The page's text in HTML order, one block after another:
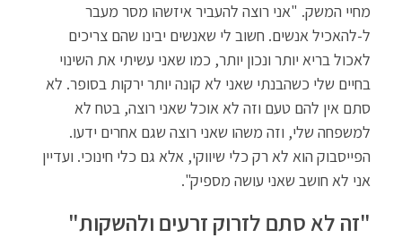
מחיי המשק. "אני רוצה להעביר איזשהו מסר מעבר
ל-להאכיל אנשים. חשוב לי שאנשים יבינו שהם צריכים
לאכול בריא יותר ונכון יותר, כמו שאני עשיתי את השינוי
בחיים שלי כשהבנתי שאני לא קונה יותר ירקות בסופר. לא
סתם אין להם טעם וזה לא אוכל שאני רוצה, בטח לא
למשפחה שלי, וזה משהו שאני רוצה שגם אחרים ידעו.
הפייסבוק הוא לא רק כלי שיווקי, אלא גם כלי חינוכי. ועדיין
אני לא חושב שאני עושה מספיק".
"זה לא סתם לזרוק זרעים ולהשקות"